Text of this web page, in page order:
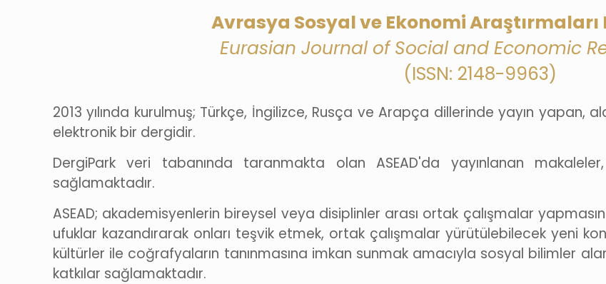
Avrasya Sosyal ve Ekonomi Araştırmaları
Eurasian Journal of Social and Economic
(ISSN: 2148-9963)
2013 yılında kurulmuş; Türkçe, İngilizce, Rusça ve Arapça dillerinde yayın yapan,
elektronik bir dergidir.
DergiPark veri tabanında taranmakta olan ASEAD'da yayınlanan
sağlamaktadır.
ASEAD; akademisyenlerin bireysel veya disiplinler arası ortak çalışmalar
ufuklar kazandırarak onları teşvik etmek, ortak çalışmalar yürütülebilecek yeni
kültürler ile coğrafyaların tanınmasına imkan sunmak amacıyla sosyal bilimler
katkılar sağlamaktadır.